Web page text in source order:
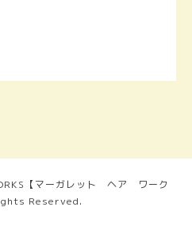
【マーガレット ヘア ワーク
Reserved.